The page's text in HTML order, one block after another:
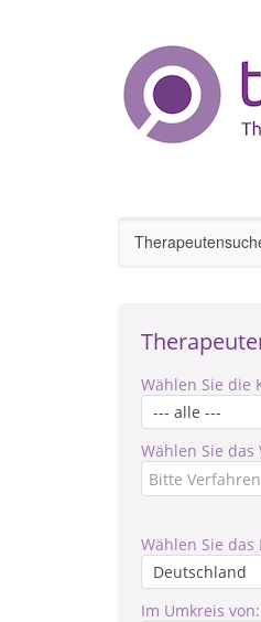
Wählen Sie die
Wählen Sie das
Wählen Sie das
Im Umkreis von: